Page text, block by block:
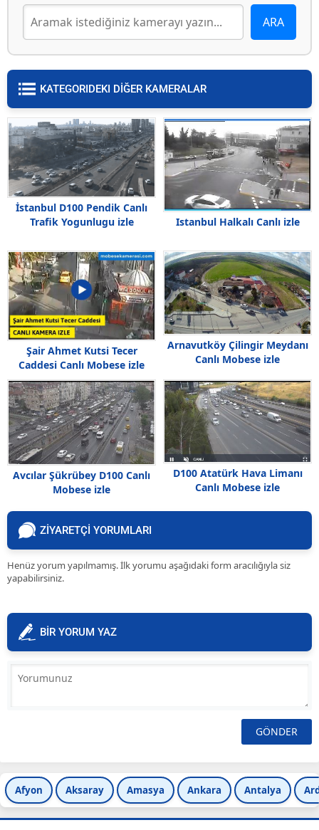
KATEGORIDEKI DİĞER KAMERALAR
İstanbul D100 Pendik Canlı
Trafik Yogunlugu izle
Istanbul Halkalı Canlı izle
Şair Ahmet Kutsi Tecer
Caddesi Canlı Mobese izle
Arnavutköy Çilingir Meydanı
Canlı Mobese izle
Avcılar Şükrübey D100 Canlı
Mobese izle
D100 Atatürk Hava Limanı
Canlı Mobese izle
ZİYARETÇİ YORUMLARI
Henüz yorum yapılmamış. İlk yorumu aşağıdaki form aracılığıyla siz
yapabilirsiniz.
BİR YORUM YAZ
Afyon Aksaray Amasya Ankara Antalya